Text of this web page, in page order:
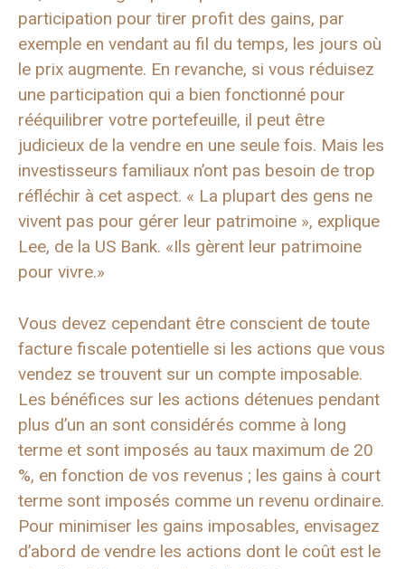
participation pour tirer profit des gains, par
exemple en vendant au fil du temps, les jours où
le prix augmente. En revanche, si vous réduisez
une participation qui a bien fonctionné pour
rééquilibrer votre portefeuille, il peut être
judicieux de la vendre en une seule fois. Mais les
investisseurs familiaux n’ont pas besoin de trop
réfléchir à cet aspect. « La plupart des gens ne
vivent pas pour gérer leur patrimoine », explique
Lee, de la US Bank. «Ils gèrent leur patrimoine
pour vivre.»
Vous devez cependant être conscient de toute
facture fiscale potentielle si les actions que vous
vendez se trouvent sur un compte imposable.
Les bénéfices sur les actions détenues pendant
plus d’un an sont considérés comme à long
terme et sont imposés au taux maximum de 20
%, en fonction de vos revenus ; les gains à court
terme sont imposés comme un revenu ordinaire.
Pour minimiser les gains imposables, envisagez
d’abord de vendre les actions dont le coût est le